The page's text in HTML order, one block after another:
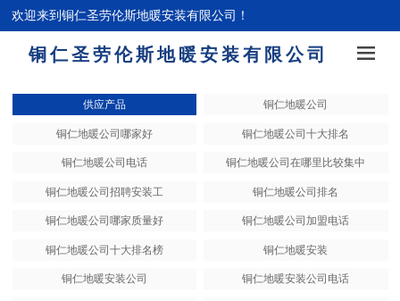
欢迎来到铜仁圣劳伦斯地暖安装有限公司！
铜仁圣劳伦斯地暖安装有限公司
供应产品 铜仁地暖公司
铜仁地暖公司哪家好 铜仁地暖公司十大排名
铜仁地暖公司电话 铜仁地暖公司在哪里比较集中
铜仁地暖公司招聘安装工 铜仁地暖公司排名
铜仁地暖公司哪家质量好 铜仁地暖公司加盟电话
铜仁地暖公司十大排名榜 铜仁地暖安装
铜仁地暖安装公司 铜仁地暖安装公司电话